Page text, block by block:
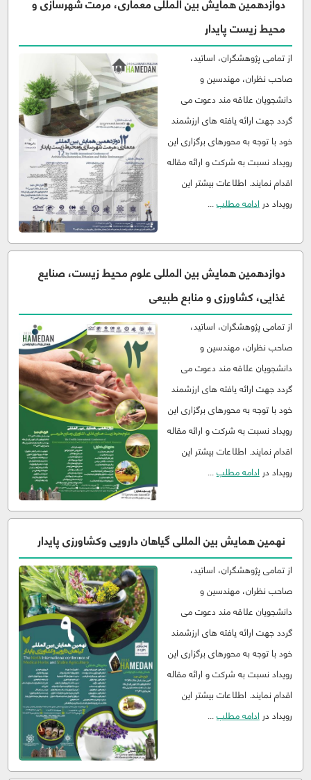
دوازدهمین همایش بین المللی معماری، مرمت شهرسازی و
محیط زیست پایدار
از تمامی پژوهشگران، اساتید،
صاحب نظران، مهندسین و
دانشجویان علاقه مند دعوت می
گردد جهت ارائه یافته های ارزشمند
خود با توجه به محورهای برگزاری این
رویداد نسبت به شرکت و ارائه مقاله
اقدام نمایند. اطلاعات بیشتر این
رویداد در ادامه مطلب...
دوازدهمین همایش بین المللی علوم محيط زيست، صنایع
غذایی، کشاورزی و منابع طبيعی
از تمامی پژوهشگران، اساتید،
صاحب نظران، مهندسین و
دانشجویان علاقه مند دعوت می
گردد جهت ارائه یافته های ارزشمند
خود با توجه به محورهای برگزاری این
رویداد نسبت به شرکت و ارائه مقاله
اقدام نمایند. اطلاعات بیشتر این
رویداد در ادامه مطلب...
نهمین همایش بین المللی گیاهان دارویی وکشاورزی پایدار
از تمامی پژوهشگران، اساتید،
صاحب نظران، مهندسین و
دانشجویان علاقه مند دعوت می
گردد جهت ارائه یافته های ارزشمند
خود با توجه به محورهای برگزاری این
رویداد نسبت به شرکت و ارائه مقاله
اقدام نمایند. اطلاعات بیشتر این
رویداد در ادامه مطلب...